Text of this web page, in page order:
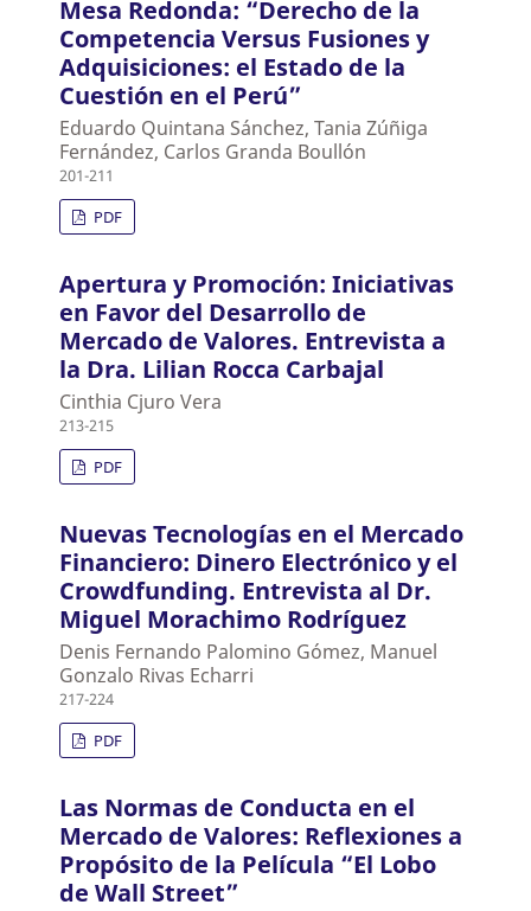
Mesa Redonda: “Derecho de la
Competencia Versus Fusiones y
Adquisiciones: el Estado de la
Cuestión en el Perú”
Eduardo Quintana Sánchez, Tania Zúñiga
Fernández, Carlos Granda Boullón
201-211
PDF
Apertura y Promoción: Iniciativas
en Favor del Desarrollo de
Mercado de Valores. Entrevista a
la Dra. Lilian Rocca Carbajal
Cinthia Cjuro Vera
213-215
PDF
Nuevas Tecnologías en el Mercado
Financiero: Dinero Electrónico y el
Crowdfunding. Entrevista al Dr.
Miguel Morachimo Rodríguez
Denis Fernando Palomino Gómez, Manuel
Gonzalo Rivas Echarri
217-224
PDF
Las Normas de Conducta en el
Mercado de Valores: Reflexiones a
Propósito de la Película “El Lobo
de Wall Street”